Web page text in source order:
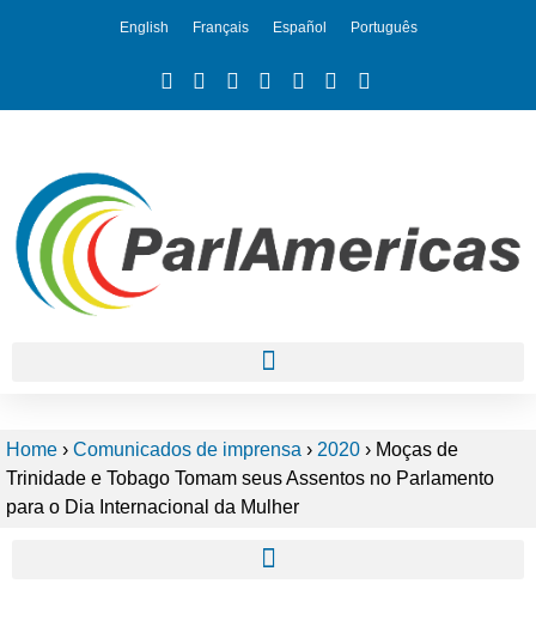
English Français Español Português
Home › Comunicados de imprensa › 2020 › Moças de
Trinidade e Tobago Tomam seus Assentos no Parlamento
para o Dia Internacional da Mulher